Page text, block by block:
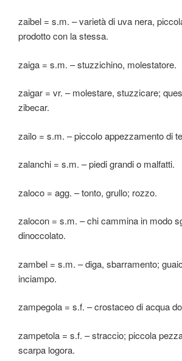
zaibel = s.m. – varietà di uva nera,
prodotto con la stessa.
zaiga = s.m. – stuzzichino, molestatore.
zaigar = vr. – molestare, stuzzicare;
zibecar.
zailo = s.m. – piccolo appezzamento di
zalanchi = s.m. – piedi grandi o malfatti.
zaloco = agg. – tonto, grullo; rozzo.
zalocon = s.m. – chi cammina in modo
dinoccolato.
zambel = s.m. – diga, sbarramento;
inciampo.
zampegola = s.f. – crostaceo di acqua
zampetola = s.f. – straccio; piccola
scarpa logora.